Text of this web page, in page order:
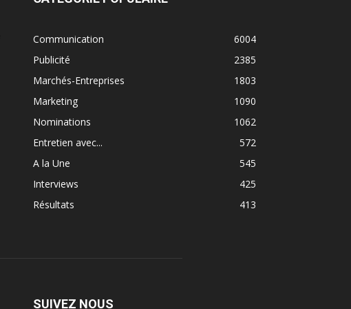
Communication
6004
Publicité
2385
Marchés-Entreprises
1803
Marketing
1090
Nominations
1062
Entretien avec...
572
A la Une
545
Interviews
425
Résultats
413
SUIVEZ NOUS